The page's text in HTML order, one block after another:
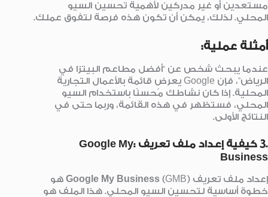
مستعدين أو غير مدركين لأهمية تحسين السيو
المحلي. لذلك، يمكن أن تكون هذه فرصة لتفوق عملك.
أمثلة عملية:
عندما يبحث شخص عن “أفضل مطاعم البيتزا في
الرياض”، فإن Google يعرض قائمة بالأعمال التجارية
المحلية. إذا كان نشاطك مُحسنًا باستخدام السيو
المحلي، فستظهر في هذه القائمة، وربما حتى في
النتائج الأولى.
.3 كيفية إعداد ملف تعريف :Google My
Business
إعداد ملف تعريف Google My Business (GMB) هو
خطوة أساسية لتحسين السيو المحلي. هذا الملف هو